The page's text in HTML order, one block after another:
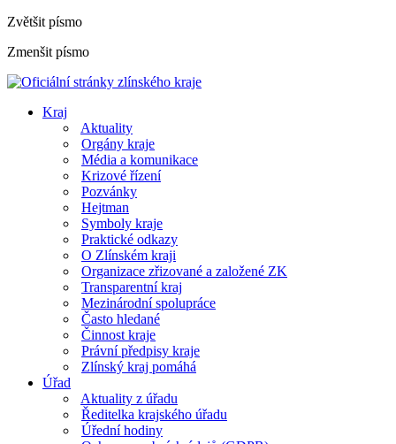
Zvětšit písmo
Zmenšit písmo
Kraj
Aktuality
Orgány kraje
Média a komunikace
Krizové řízení
Pozvánky
Hejtman
Symboly kraje
Praktické odkazy
O Zlínském kraji
Organizace zřizované a založené ZK
Transparentní kraj
Mezinárodní spolupráce
Často hledané
Činnost kraje
Právní předpisy kraje
Zlínský kraj pomáhá
Úřad
Aktuality z úřadu
Ředitelka krajského úřadu
Úřední hodiny